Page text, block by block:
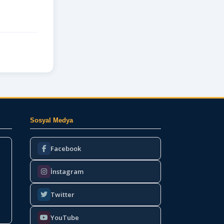
Sosyal Medya
Facebook
İnstagram
Twitter
YouTube